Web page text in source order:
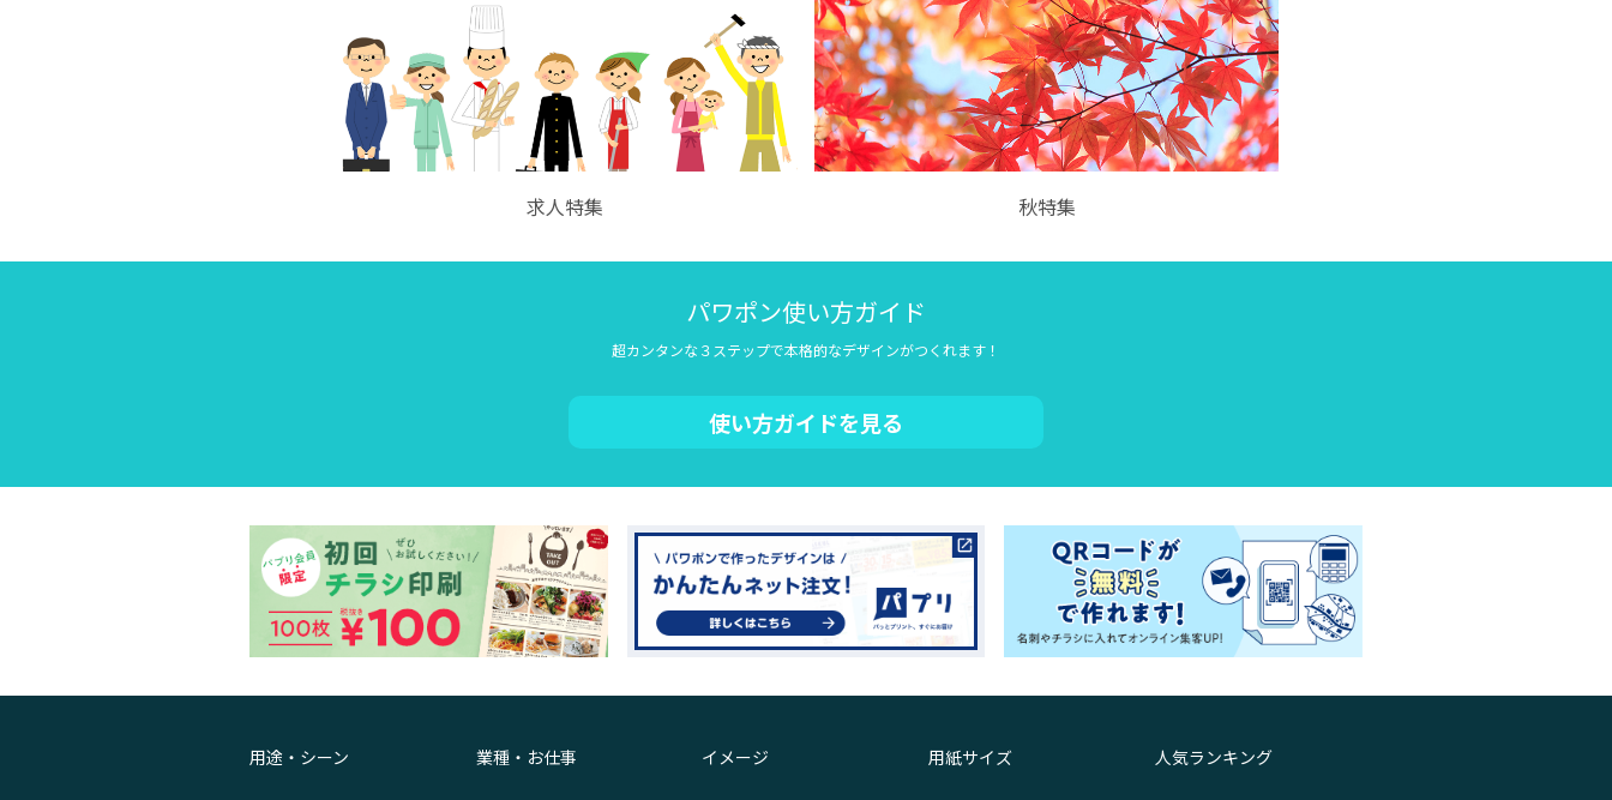
求人特集 秋特集
パワポン使い方ガイド
超カンタンな３ステップで本格的なデザインがつくれます！
使い方ガイドを見る
用途・シーン 業種・お仕事 イメージ 用紙サイズ 人気ランキング